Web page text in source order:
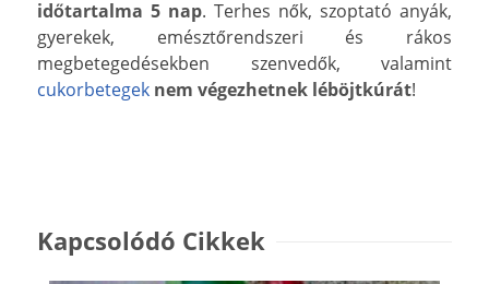
időtartalma 5 nap. Terhes nők, szoptató anyák,
gyerekek, emésztőrendszeri és rákos
megbetegedésekben szenvedők, valamint
cukorbetegek nem végezhetnek léböjtkúrát!
Kapcsolódó Cikkek